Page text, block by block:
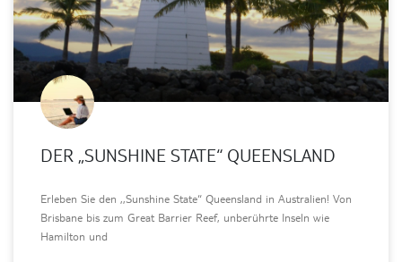
DER „SUNSHINE STATE“ QUEENSLAND
Erleben Sie den ,,Sunshine State“ Queensland in Australien! Von
Brisbane bis zum Great Barrier Reef, unberührte Inseln wie
Hamilton und